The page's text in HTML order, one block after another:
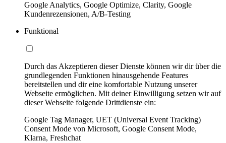
Google Analytics, Google Optimize, Clarity, Google
Kundenrezensionen, A/B-Testing
Funktional
Durch das Akzeptieren dieser Dienste können wir dir über die
grundlegenden Funktionen hinausgehende Features
bereitstellen und dir eine komfortable Nutzung unserer
Webseite ermöglichen. Mit deiner Einwilligung setzen wir auf
dieser Webseite folgende Drittdienste ein:
Google Tag Manager, UET (Universal Event Tracking)
Consent Mode von Microsoft, Google Consent Mode,
Klarna, Freshchat